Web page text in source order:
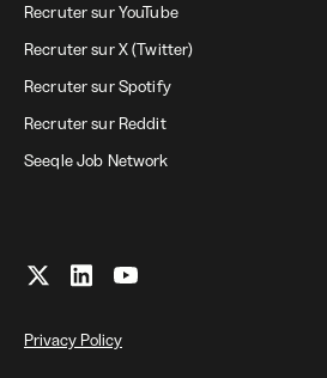
Recruter sur YouTube
Recruter sur X (Twitter)
Recruter sur Spotify
Recruter sur Reddit
Seeqle Job Network
Privacy Policy